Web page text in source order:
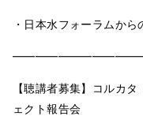
・日本水フォーラムから
【聴講者募集】コルカ
ェクト報告会